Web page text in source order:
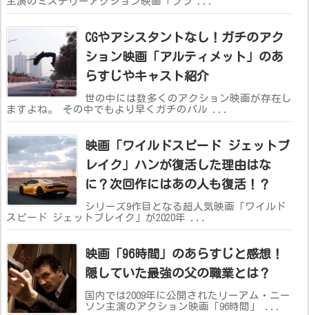
CGやアシスタントなし！ガチのアク
ション映画「アルティメット」のあ
らすじやキャスト紹介
世の中には数多くのアクション映画が存在し
ますよね。 その中でもより早くガチのパル ...
映画「ワイルドスピード ジェットブ
レイク」ハンが復活した理由はな
に？次回作にはあの人も復活！？
シリーズ9作目となる超人気映画「ワイルド
スピード ジェットブレイク」が2020年 ...
映画「96時間」のあらすじと感想！
隠していた最強の父の職業とは？
国内では2009年に公開されたリーアム・ニー
ソン主演のアクション映画「96時間」 ...